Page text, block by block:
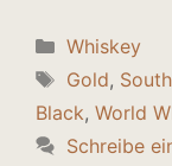
Kategorien
Whiskey
Gold,
Black, World
Schreibe